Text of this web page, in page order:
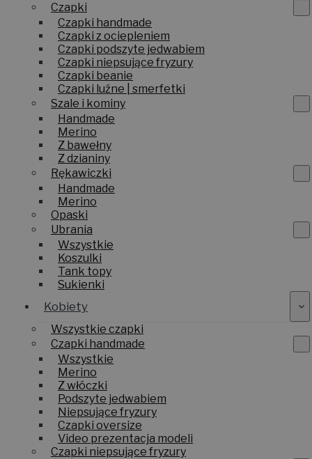
Czapki
Czapki handmade
Czapki z ociepleniem
Czapki podszyte jedwabiem
Czapki niepsujące fryzury
Czapki beanie
Czapki luźne | smerfetki
Szale i kominy
Handmade
Merino
Z bawełny
Z dzianiny
Rękawiczki
Handmade
Merino
Opaski
Ubrania
Wszystkie
Koszulki
Tank topy
Sukienki
Kobiety
Wszystkie czapki
Czapki handmade
Wszystkie
Merino
Z włóczki
Podszyte jedwabiem
Niepsujące fryzury
Czapki oversize
Video prezentacja modeli
Czapki niepsujące fryzury